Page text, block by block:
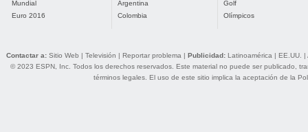
Mundial
Euro 2016
Argentina
Colombia
Golf
Olímpicos
Contactar a: Sitio Web | Televisión | Reportar problema | Publicidad: Latinoamérica | EE.UU. |
© 2023 ESPN, Inc. Todos los derechos reservados. Este material no puede ser publicado,
términos legales. El uso de este sitio implica la aceptación de la